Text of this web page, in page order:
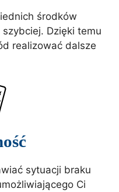
środków
Dzięki temu
realizować dalsze
sytuacji braku
Ci